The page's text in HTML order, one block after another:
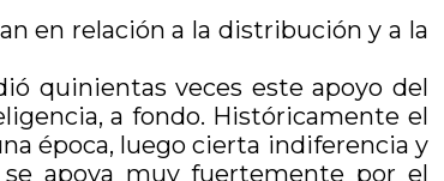
en relación a la distribución y a la
quinientas veces este apoyo del
a fondo. Históricamente el
época, luego cierta indiferencia y
apoya muy fuertemente por el